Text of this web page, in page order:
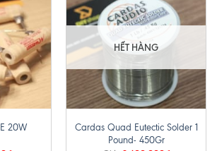
20W
HẾT HÀNG
Cardas Quad Eutectic Solder 1
Pound- 450Gr